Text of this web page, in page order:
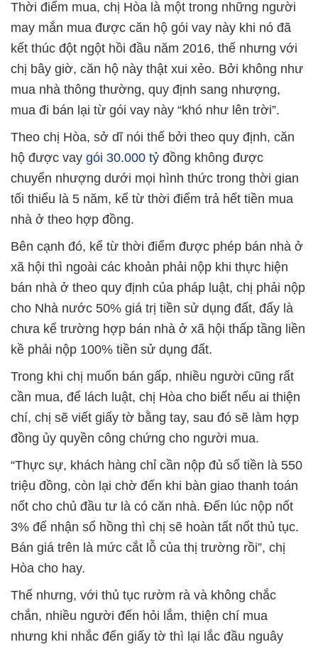
Thời điểm mua, chị Hòa là một trong những người
may mắn mua được căn hộ gói vay này khi nó đã
kết thúc đột ngột hồi đầu năm 2016, thế nhưng với
chị bây giờ, căn hộ này thật xui xẻo. Bởi không như
mua nhà thông thường, quy định sang nhượng,
mua đi bán lại từ gói vay này “khó như lên trời”.
Theo chị Hòa, sở dĩ nói thế bởi theo quy định, căn
hộ được vay gói 30.000 tỷ đồng không được
chuyển nhượng dưới mọi hình thức trong thời gian
tối thiểu là 5 năm, kể từ thời điểm trả hết tiền mua
nhà ở theo hợp đồng.
Bên cạnh đó, kể từ thời điểm được phép bán nhà ở
xã hội thì ngoài các khoản phải nộp khi thực hiện
bán nhà ở theo quy định của pháp luật, chị phải nộp
cho Nhà nước 50% giá trị tiền sử dụng đất, đấy là
chưa kể trường hợp bán nhà ở xã hội thấp tầng liền
kề phải nộp 100% tiền sử dụng đất.
Trong khi chị muốn bán gấp, nhiều người cũng rất
cần mua, để lách luật, chị Hòa cho biết nếu ai thiện
chí, chị sẽ viết giấy tờ bằng tay, sau đó sẽ làm hợp
đồng ủy quyền công chứng cho người mua.
“Thực sự, khách hàng chỉ cần nộp đủ số tiền là 550
triệu đồng, còn lại chờ đến khi bàn giao thanh toán
nốt cho chủ đầu tư là có căn nhà. Đến lúc nộp nốt
3% để nhận sổ hồng thì chị sẽ hoàn tất nốt thủ tục.
Bán giá trên là mức cắt lỗ của thị trường rồi”, chị
Hòa cho hay.
Thế nhưng, với thủ tục rườm rà và không chắc
chắn, nhiều người đến hỏi lắm, thiện chí mua
nhưng khi nhắc đến giấy tờ thì lại lắc đầu nguây